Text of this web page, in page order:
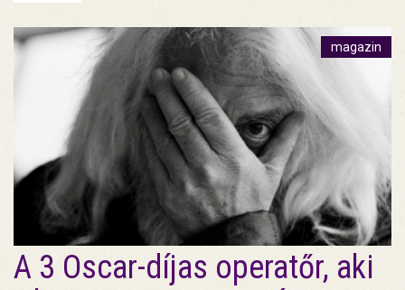
magazin
A 3 Oscar-díjas operatőr, aki